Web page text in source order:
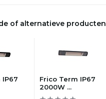
of alternatieve producten
IP67
Frico Term IP67
2000W ...